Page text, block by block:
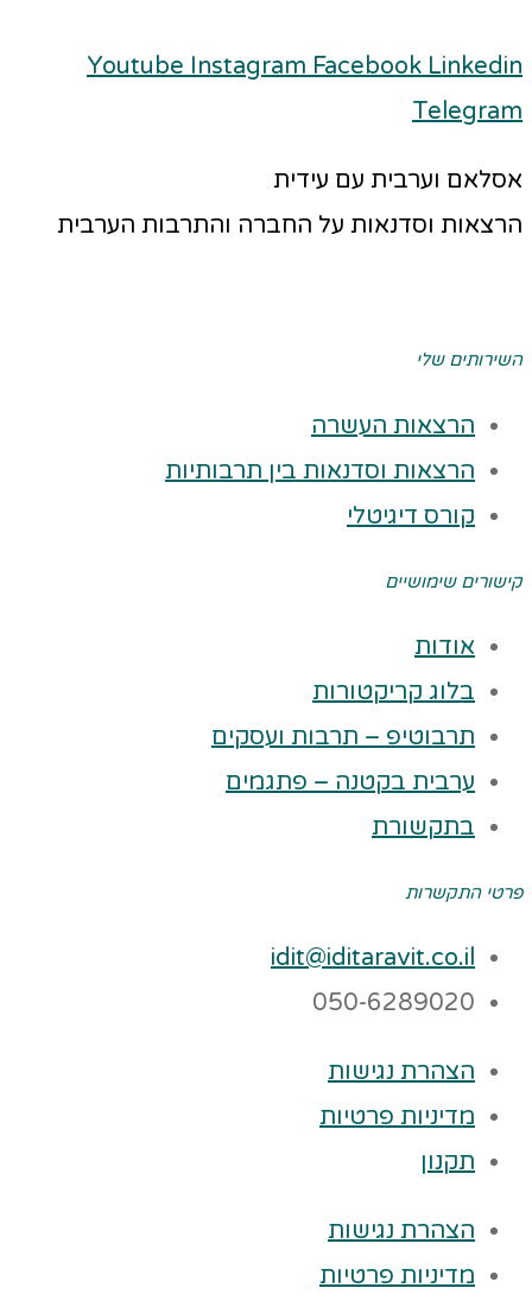
Youtube Instagram Facebook Linkedin
Telegram
אסלאם וערבית עם עידית
הרצאות וסדנאות על החברה והתרבות הערבית
השירותים שלי
הרצאות העשרה
הרצאות וסדנאות בין תרבותיות
קורס דיגיטלי
קישורים שימושיים
אודות
בלוג קריקטורות
תרבוטיפ – תרבות ועסקים
ערבית בקטנה – פתגמים
בתקשורת
פרטי התקשרות
idit@iditaravit.co.il
050-6289020
הצהרת נגישות
מדיניות פרטיות
תקנון
הצהרת נגישות
מדיניות פרטיות